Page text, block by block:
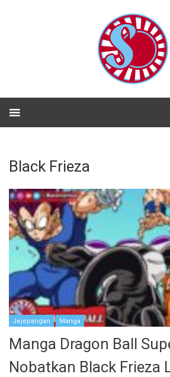
Black Frieza
Jejepangan Manga
Manga Dragon Ball
Nobatkan Black Frieza